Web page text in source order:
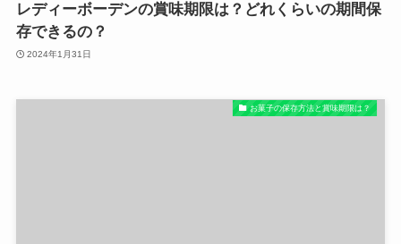
レディーボーデンの賞味期限は？どれくらいの期間保
存できるの？
2024年1月31日
お菓子の保存方法と賞味期限は？